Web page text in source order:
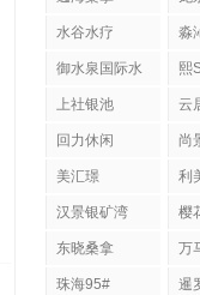
水谷水疗 淼
御水泉国际水
熙
上社银池 云
回力休闲 尚
美汇璟 利
汉景银矿湾 樱
东晓桑拿 万
珠海95# 暹